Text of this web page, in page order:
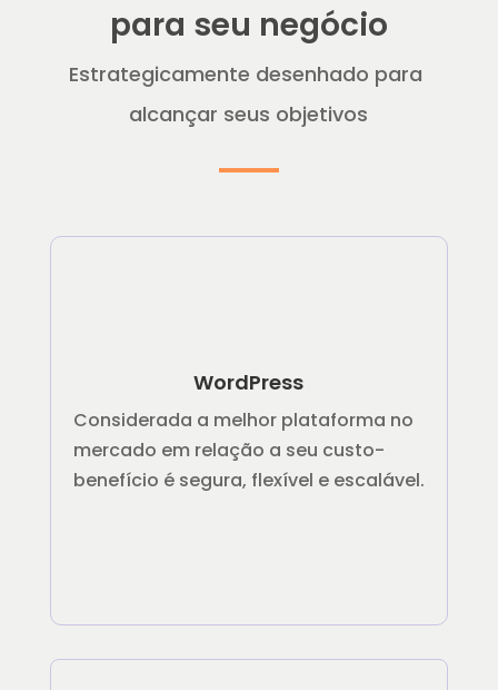
para seu negócio
Estrategicamente desenhado para
alcançar seus objetivos
WordPress
Considerada a melhor plataforma no
mercado em relação a seu custo-
benefício é segura, flexível e escalável.